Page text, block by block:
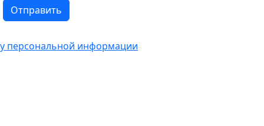
Отправить
персональной информации